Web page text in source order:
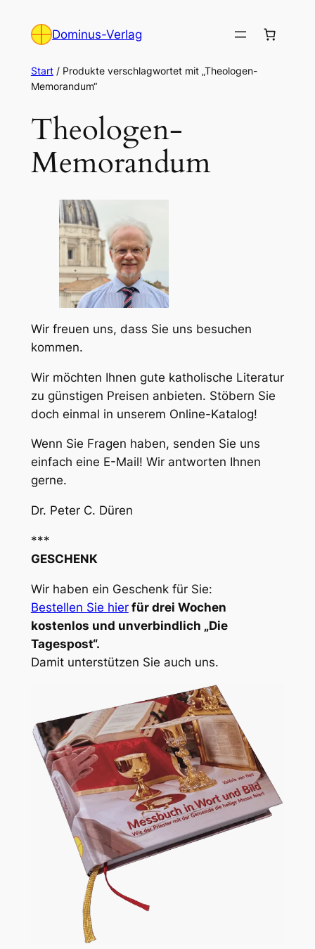
Inhalt
Dominus-Verlag
Start/ Produkte verschlagwortet mit „Theologen-
Memorandum“
Theologen-
Memorandum
Wir freuen uns, dass Sie uns besuchen
kommen.
Wir möchten Ihnen gute katholische Literatur
zu günstigen Preisen anbieten. Stöbern Sie
doch einmal in unserem Online-Katalog!
Wenn Sie Fragen haben, senden Sie uns
einfach eine E-Mail! Wir antworten Ihnen
gerne.
Dr. Peter C. Düren
***
GESCHENK
Wir haben ein Geschenk für Sie:
Bestellen Sie hier für drei Wochen
kostenlos und unverbindlich „Die
Tagespost“.
Damit unterstützen Sie auch uns.